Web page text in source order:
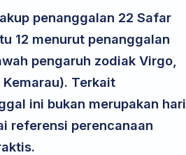
penanggalan 22 Safar
12 menurut penanggalan
pengaruh zodiak Virgo,
Terkait
ini bukan merupakan hari
referensi perencanaan